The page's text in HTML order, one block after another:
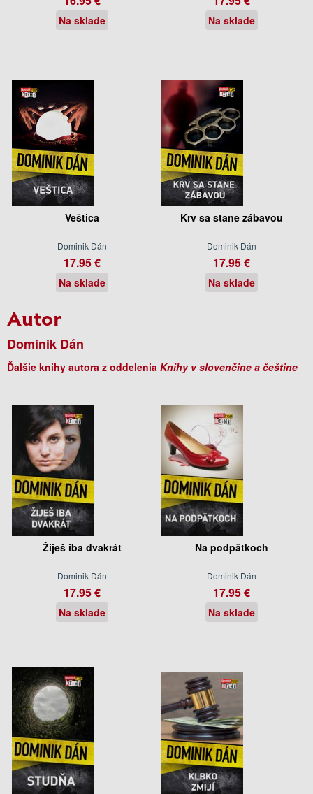
Na sklade Na sklade
Veštica
Dominik Dán
17.95 €
Na sklade
Krv sa stane zábavou
Dominik Dán
17.95 €
Na sklade
Autor
Dominik Dán
Ďalšie knihy autora z oddelenia Knihy v slovenčine a češtine
Žiješ iba dvakrát
Dominik Dán
17.95 €
Na sklade
Na podpätkoch
Dominik Dán
17.95 €
Na sklade